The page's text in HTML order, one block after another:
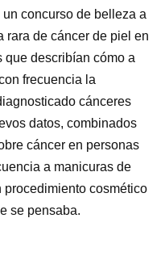
concurso de belleza a
rara de cáncer de piel en
que describían cómo a
frecuencia la
cánceres
datos, combinados
cáncer en personas
a manicuras de
cosmético
se pensaba.